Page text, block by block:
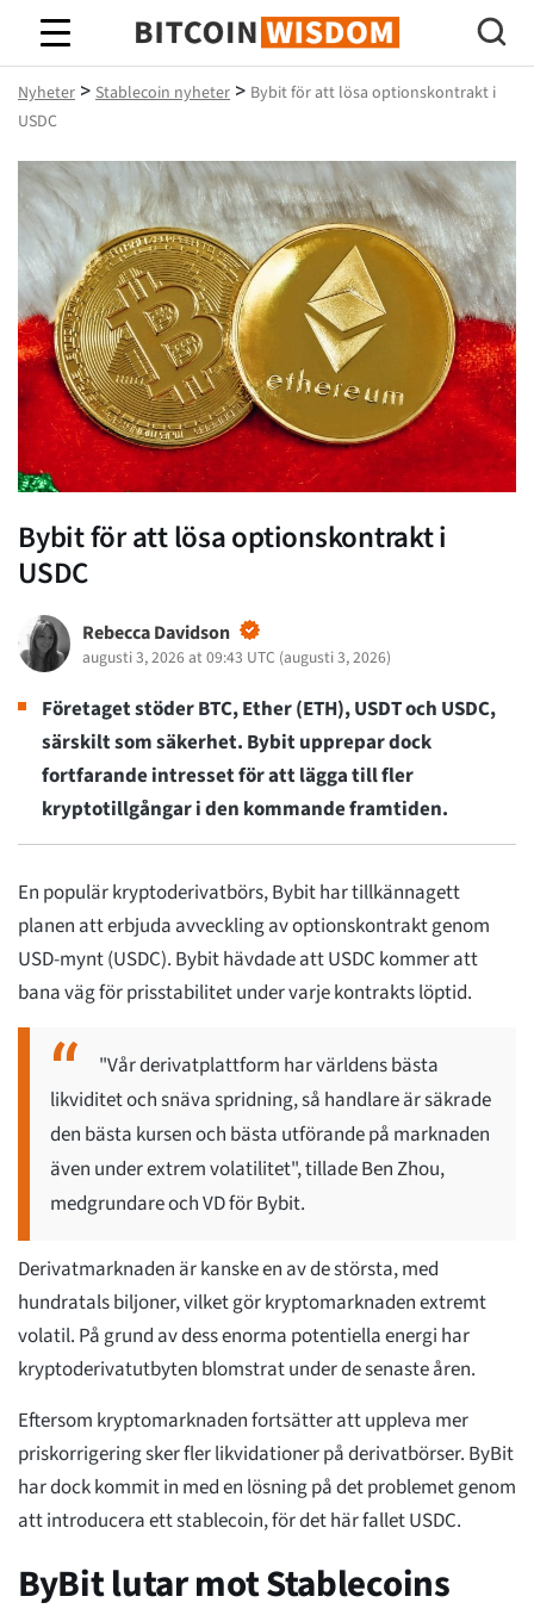
Bitcoin Wisdom
Nyheter > Stablecoin nyheter > Bybit för att lösa optionskontrakt i
USDC
Bybit för att lösa optionskontrakt i
USDC
Rebecca Davidson
augusti 3, 2026 at 09:43 UTC (augusti 3, 2026)
Företaget stöder BTC, Ether (ETH), USDT och USDC,
särskilt som säkerhet. Bybit upprepar dock
fortfarande intresset för att lägga till fler
kryptotillgångar i den kommande framtiden.
En populär kryptoderivatbörs, Bybit har tillkännagett
planen att erbjuda avveckling av optionskontrakt genom
USD-mynt (USDC). Bybit hävdade att USDC kommer att
bana väg för prisstabilitet under varje kontrakts löptid.
"Vår derivatplattform har världens bästa
likviditet och snäva spridning, så handlare är säkrade
den bästa kursen och bästa utförande på marknaden
även under extrem volatilitet", tillade Ben Zhou,
medgrundare och VD för Bybit.
Derivatmarknaden är kanske en av de största, med
hundratals biljoner, vilket gör kryptomarknaden extremt
volatil. På grund av dess enorma potentiella energi har
kryptoderivatutbyten blomstrat under de senaste åren.
Eftersom kryptomarknaden fortsätter att uppleva mer
priskorrigering sker fler likvidationer på derivatbörser. ByBit
har dock kommit in med en lösning på det problemet genom
att introducera ett stablecoin, för det här fallet USDC.
ByBit lutar mot Stablecoins